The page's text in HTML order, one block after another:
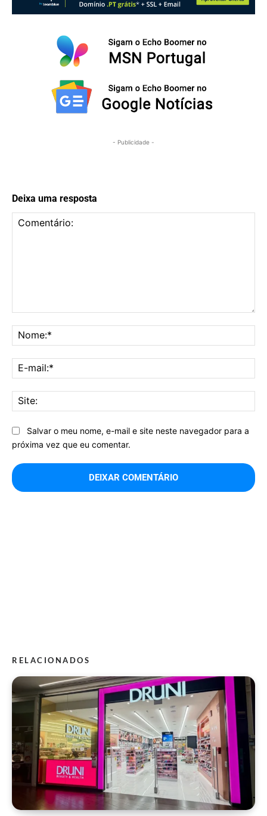
- Publicidade -
Deixa uma resposta
Salvar o meu nome, e-mail e site neste navegador para a
próxima vez que eu comentar.
RELACIONADOS